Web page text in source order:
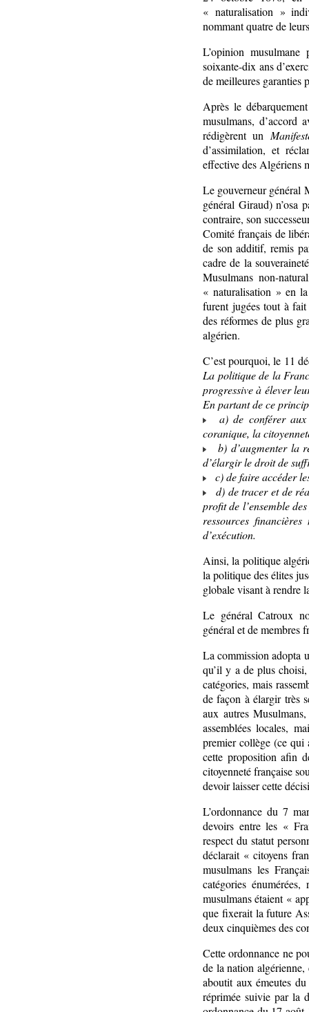
« naturalisation »
nommant quatre de
L’opinion
soixante-dix ans
de meilleures garanties
Après le
musulmans, d’accord
rédigèrent un
d’assimilation, et
effective des Algériens
Le gouverneur général
général Giraud) n’osa
contraire, son
Comité français de
de son additif, remis
cadre de la
Musulmans non-
« naturalisation » en
furent jugées tout à
des réformes de plus
algérien.
C’est pourquoi, le 11
La politique de la
progressive à élever
En partant de ce
a) de conférer aux
coranique, la
b) d’augmenter la
d’élargir le droit de
c) de faire accéder
d) de tracer et de
profit de l’ensemble
ressources
d’exécution.
Ainsi, la politique
la politique des élites
globale visant à rendre
Le général Catroux
général et de membres
La commission adopta
qu’il y a de plus
catégories, mais
de façon à élargir très
aux autres
assemblées locales,
premier collège (ce
cette proposition afin
citoyenneté française
devoir laisser cette
L’ordonnance du 7
devoirs entre les «
respect du statut
déclarait « citoyens
musulmans les
catégories
musulmans étaient «
que fixerait la future
deux cinquièmes des
Cette ordonnance ne
de la nation algérienne,
aboutit aux émeutes
réprimée suivie par la